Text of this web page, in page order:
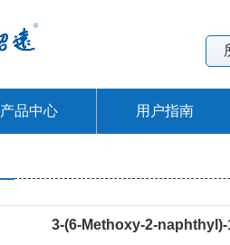
产品中心 用户指南
3-(6-Methoxy-2-